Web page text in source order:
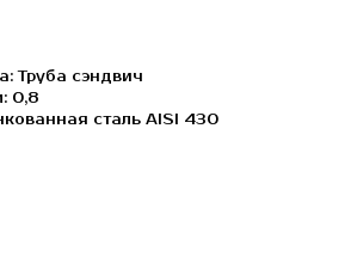
Труба сэндвич
0,8
сталь AISI 430